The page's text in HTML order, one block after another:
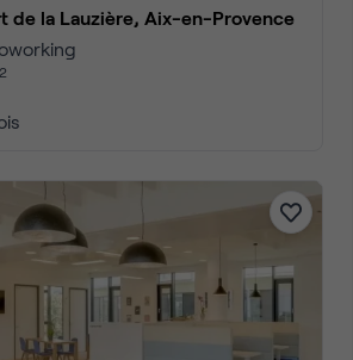
de la Lauzière, Aix-en-Provence
2